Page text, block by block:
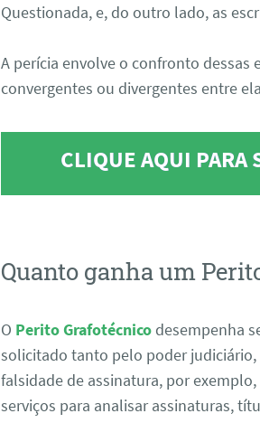
Questionada, e, do outro lado, as
A perícia envolve o confronto dessas
convergentes ou divergentes entre
CLIQUE AQUI PARA
Quanto ganha um
O Perito Grafotécnico desempenha
solicitado tanto pelo poder
falsidade de assinatura, por
serviços para analisar assinaturas,